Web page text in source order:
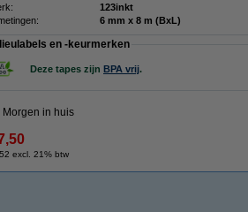
123inkt
6 mm x 8 m (BxL)
en -keurmerken
Deze tapes zijn BPA vrij.
Morgen in huis
excl. 21% btw